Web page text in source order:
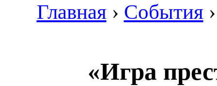
Главная › События
«Игра